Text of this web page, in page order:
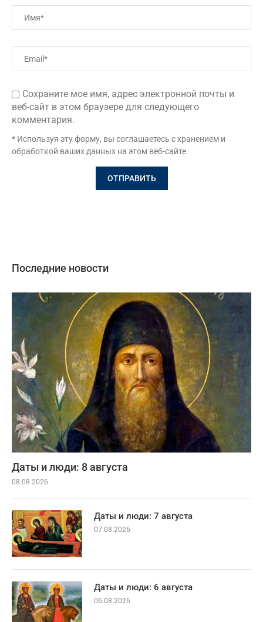
Сохраните мое имя, адрес электронной почты и
веб-сайт в этом браузере для следующего
комментария.
* Используя эту форму, вы соглашаетесь с хранением и
обработкой ваших данных на этом веб-сайте.
Последние новости
Даты и люди: 8 августа
08.08.2026
Даты и люди: 7 августа
07.08.2026
Даты и люди: 6 августа
06.08.2026